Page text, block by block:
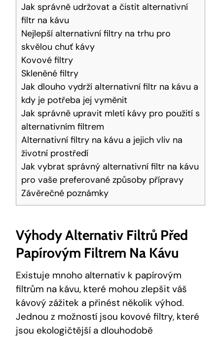
Jak správně udržovat a čistit alternativní
filtr na kávu
Nejlepší alternativní filtry na trhu pro
skvělou chuť kávy
Kovové filtry
Skleněné filtry
Jak dlouho vydrží alternativní filtr na kávu a
kdy je potřeba jej vyměnit
Jak správně upravit mletí kávy pro použití s
alternativním filtrem
Alternativní filtry na kávu a jejich vliv na
životní prostředí
Jak vybrat správný alternativní filtr na kávu
pro vaše preferované způsoby přípravy
Závěrečné poznámky
Výhody Alternativ Filtrů Před
Papírovým Filtrem Na Kávu
Existuje mnoho alternativ k papírovým
filtrům na kávu, které mohou zlepšit váš
kávový zážitek a přinést několik výhod.
Jednou z možností jsou kovové filtry, které
jsou ekologičtější a dlouhodobě